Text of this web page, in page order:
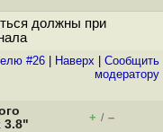
должны при
#26 Наверх
Cообщить
модератору
3.8"
+ / –